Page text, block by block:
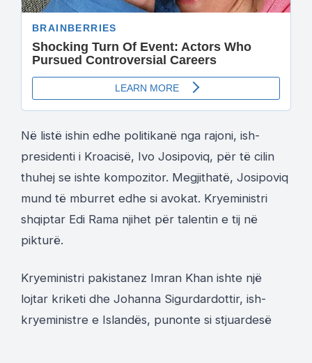
Në listë ishin edhe politikanë nga rajoni, ish-
presidenti i Kroacisë, Ivo Josipoviq, për të cilin
thuhej se ishte kompozitor. Megjithatë, Josipoviq
mund të mburret edhe si avokat. Kryeministri
shqiptar Edi Rama njihet për talentin e tij në
pikturë.
Kryeministri pakistanez Imran Khan ishte një
lojtar kriketi dhe Johanna Sigurdardottir, ish-
kryeministre e Islandës, punonte si stjuardesë